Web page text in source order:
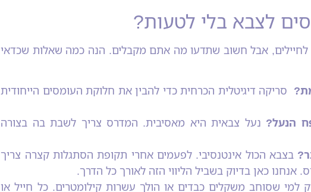
לצבא בלי לטעות?
לחיילים, אבל חשוב שתדעו מה אתם מקבלים. הנה כמה שאלות שכדאי
סריקה דיגיטלית הכרחית כדי להבין את חלוקת העומסים הייחודית
הנעל? נעל צבאית היא מאסיבית. המדרס צריך לשבת בה בצורה
בצבא הכול אינטנסיבי. לפעמים אחרי תקופת הסתגלות קצרה צריך
כאן בדיוק בשביל הליווי הזה לאורך כל הדרך.
שסוחב משקלים כבדים או הולך עשרות קילומטרים. כל חייל או